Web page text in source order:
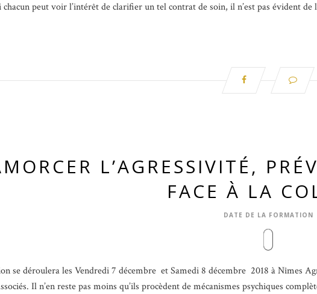
peut voir l’intérêt de clarifier un tel contrat de soin, il n’est pas évident
L’AGRESSIVITÉ,
FACE À LA
DATE DE LA FORMATION
se déroulera les Vendredi 7 décembre et Samedi 8 décembre 2018 à Nîmes
Il n’en reste pas moins qu’ils procèdent de mécanismes psychiques